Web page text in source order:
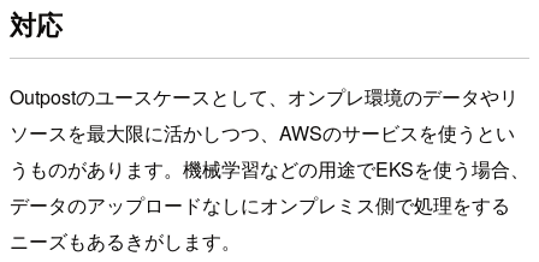
対応
Outpostのユースケースとして、オンプレ環境のデータやリ
ソースを最大限に活かしつつ、AWSのサービスを使うとい
うものがあります。機械学習などの用途でEKSを使う場合、
データのアップロードなしにオンプレミス側で処理をする
ニーズもあるきがします。